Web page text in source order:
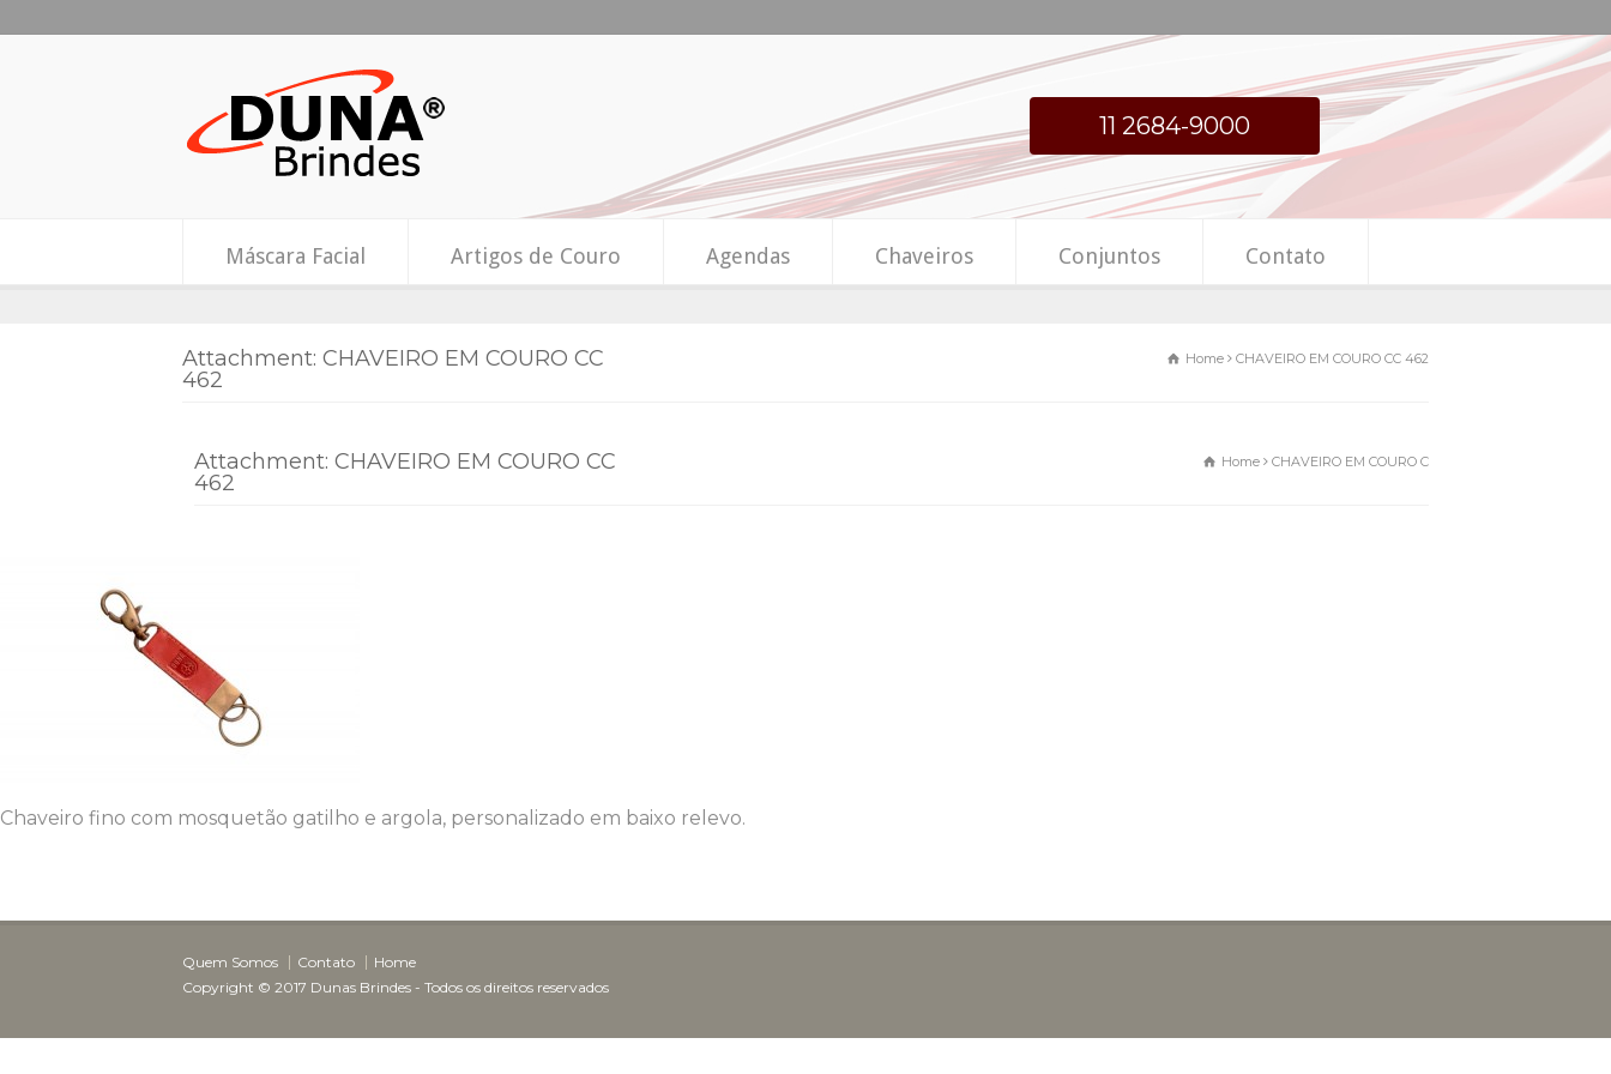
11 2684-9000
Máscara Facial Artigos de Couro Agendas Chaveiros Conjuntos Contato
Attachment: CHAVEIRO EM COURO CC
462
Home CHAVEIRO EM COURO CC 462
Attachment: CHAVEIRO EM COURO CC
462
Home CHAVEIRO EM COURO CC 462
Chaveiro fino com mosquetão gatilho e argola, personalizado em baixo relevo.
Quem Somos Contato
Home
Copyright © 2017 Dunas Brindes - Todos os direitos reservados